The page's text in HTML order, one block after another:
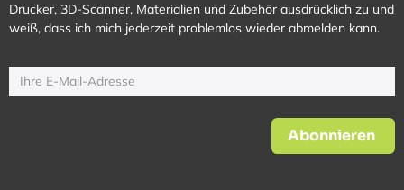
Drucker, 3D-Scanner, Materialien und Zubehör ausdrücklich zu und
weiß, dass ich mich jederzeit problemlos wieder abmelden kann.
Abonnieren